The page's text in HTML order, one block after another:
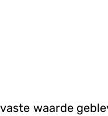
vaste waarde